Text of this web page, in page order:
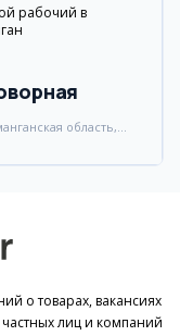
рабочий в
область,
о товарах, вакансиях
частных лиц и компаний